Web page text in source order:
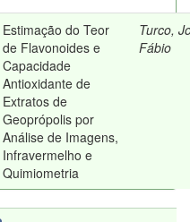
Estimação do Teor
de Flavonoides e
Capacidade
Antioxidante de
Extratos de
Geoprópolis por
Análise de Imagens,
Infravermelho e
Quimiometria
Turco,
Fábio